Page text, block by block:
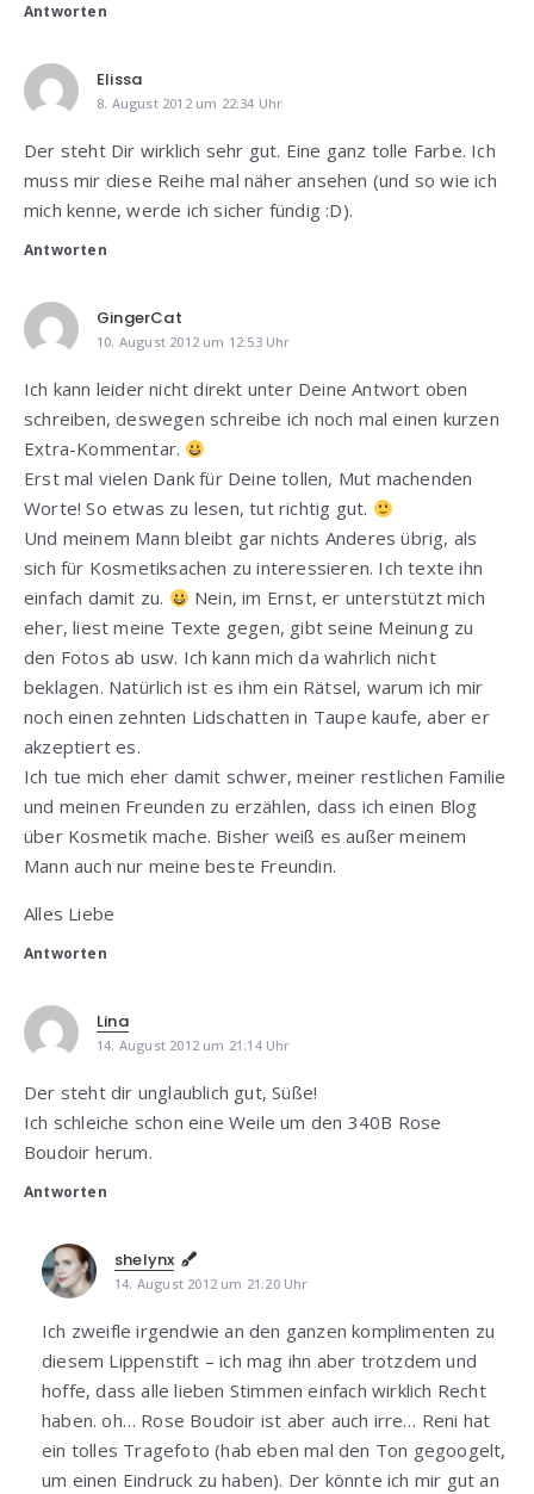
Antworten
Elissa
8. August 2012 um 22:34 Uhr
Der steht Dir wirklich sehr gut. Eine ganz tolle Farbe. Ich
muss mir diese Reihe mal näher ansehen (und so wie ich
mich kenne, werde ich sicher fündig :D).
Antworten
GingerCat
10. August 2012 um 12:53 Uhr
Ich kann leider nicht direkt unter Deine Antwort oben
schreiben, deswegen schreibe ich noch mal einen kurzen
Extra-Kommentar.
Erst mal vielen Dank für Deine tollen, Mut machenden
Worte! So etwas zu lesen, tut richtig gut.
Und meinem Mann bleibt gar nichts Anderes übrig, als
sich für Kosmetiksachen zu interessieren. Ich texte ihn
einfach damit zu.
Nein, im Ernst, er unterstützt mich
eher, liest meine Texte gegen, gibt seine Meinung zu
den Fotos ab usw. Ich kann mich da wahrlich nicht
beklagen. Natürlich ist es ihm ein Rätsel, warum ich mir
noch einen zehnten Lidschatten in Taupe kaufe, aber er
akzeptiert es.
Ich tue mich eher damit schwer, meiner restlichen Familie
und meinen Freunden zu erzählen, dass ich einen Blog
über Kosmetik mache. Bisher weiß es außer meinem
Mann auch nur meine beste Freundin.
Alles Liebe
Antworten
Lina
14. August 2012 um 21:14 Uhr
Der steht dir unglaublich gut, Süße!
Ich schleiche schon eine Weile um den 340B Rose
Boudoir herum.
Antworten
shelynx
14. August 2012 um 21:20 Uhr
Ich zweifle irgendwie an den ganzen komplimenten zu
diesem Lippenstift – ich mag ihn aber trotzdem und
hoffe, dass alle lieben Stimmen einfach wirklich Recht
haben. oh… Rose Boudoir ist aber auch irre… Reni hat
ein tolles Tragefoto (hab eben mal den Ton gegoogelt,
um einen Eindruck zu haben). Der könnte ich mir gut an